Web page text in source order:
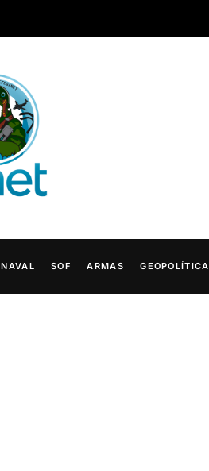
NAVAL SOF ARMAS GEOPOLÍTICA